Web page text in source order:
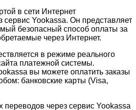
в сети Интернет
сервис Yookassa. Он представляет
безопасный способ оплаты за
через Интернет.
в режиме реального
платежной системы.
вы можете оплатить заказы
банковские карты (Visa,
через сервис Yookassa